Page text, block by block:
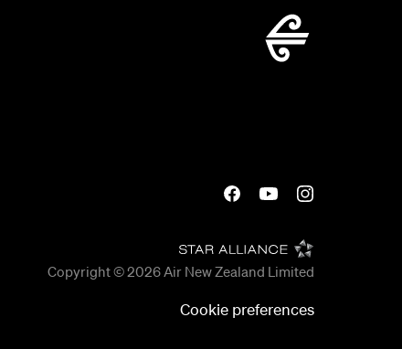
Copyright © 2026Air New Zealand Limited
Cookie preferences